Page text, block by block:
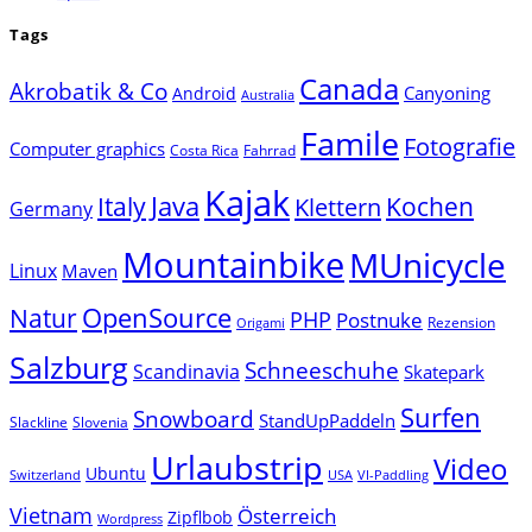
Tags
Akrobatik & Co Android Australia Canada Canyoning
Computer graphics Costa Rica Fahrrad Famile Fotografie
Germany Italy Java Kajak Klettern Kochen
Linux Maven MountainbikeMUnicycle
NaturOpenSource Origami PHP Postnuke Rezension
SalzburgScandinavia Schneeschuhe Skatepark
Slackline Slovenia Snowboard StandUpPaddeln Surfen
Switzerland Ubuntu Urlaubstrip USA VI-Paddling Video
Vietnam Wordpress Zipflbob Österreich